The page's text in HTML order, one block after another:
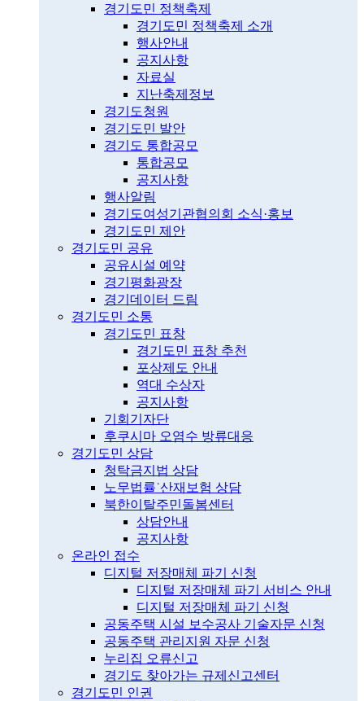
경기도민 정책축제
경기도민 정책축제 소개
행사안내
공지사항
자료실
지난축제정보
경기도청원
경기도민 발안
경기도 통합공모
통합공모
공지사항
행사알림
경기도여성기관협의회 소식·홍보
경기도민 제안
경기도민 공유
공유시설 예약
경기평화광장
경기데이터 드림
경기도민 소통
경기도민 표창
경기도민 표창 추천
포상제도 안내
역대 수상자
공지사항
기회기자단
후쿠시마 오염수 방류대응
경기도민 상담
청탁금지법 상담
노무법률˙산재보험 상담
북한이탈주민돌봄센터
상담안내
공지사항
온라인 접수
디지털 저장매체 파기 신청
디지털 저장매체 파기 서비스 안내
디지털 저장매체 파기 신청
공동주택 시설 보수공사 기술자문 신청
공동주택 관리지원 자문 신청
누리집 오류신고
경기도 찾아가는 규제신고센터
경기도민 인권